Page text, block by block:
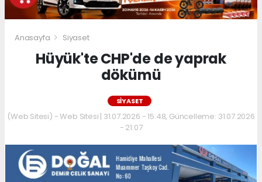
Anasayfa Siyaset
Hüyük'te CHP'de de yaprak
dökümü
SIYASET
(Web Sitesi) - Web Sitesi | 31.07.2026 - 15:48, Güncelleme: 31.07.2026
- 21:07